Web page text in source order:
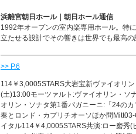
浜離宮朝日ホール｜朝日ホール通信
1992年オープンの室内楽専用ホール。特
立たせる設計でその響きは世界でも最高の
>> P.6
114￥3,0005STARS大岩宝新ヴァイオリ
(土)13:00モーツァルト:ヴァイオリン・ソ
オリン・ソナタ第1番パガニーニ:「24の
奏とロンド・カプリチオーソほか問
イタル114￥4,0005STARS共演:ロー磨秀